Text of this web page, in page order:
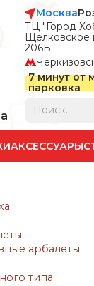
Москва
ТЦ "Город
Щелковское
206Б
7 минут от
парковка
АКСЕССУАРЫ
арбалеты
типа